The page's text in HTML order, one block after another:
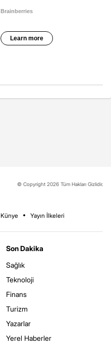
© Copyright 2026 Tüm Hakları Gizlidir.
Künye Yayın İlkeleri
Son Dakika
Sağlık
Teknoloji
Finans
Turizm
Yazarlar
Yerel Haberler